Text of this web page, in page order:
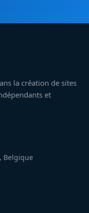
la création de sites
et
Belgique